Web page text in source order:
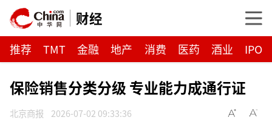
财经
推荐 TMT 金融 地产 消费 医药 酒业 IPO
保险销售分类分级 专业能力成通行证
北京商报 2026-07-02 09:33:36